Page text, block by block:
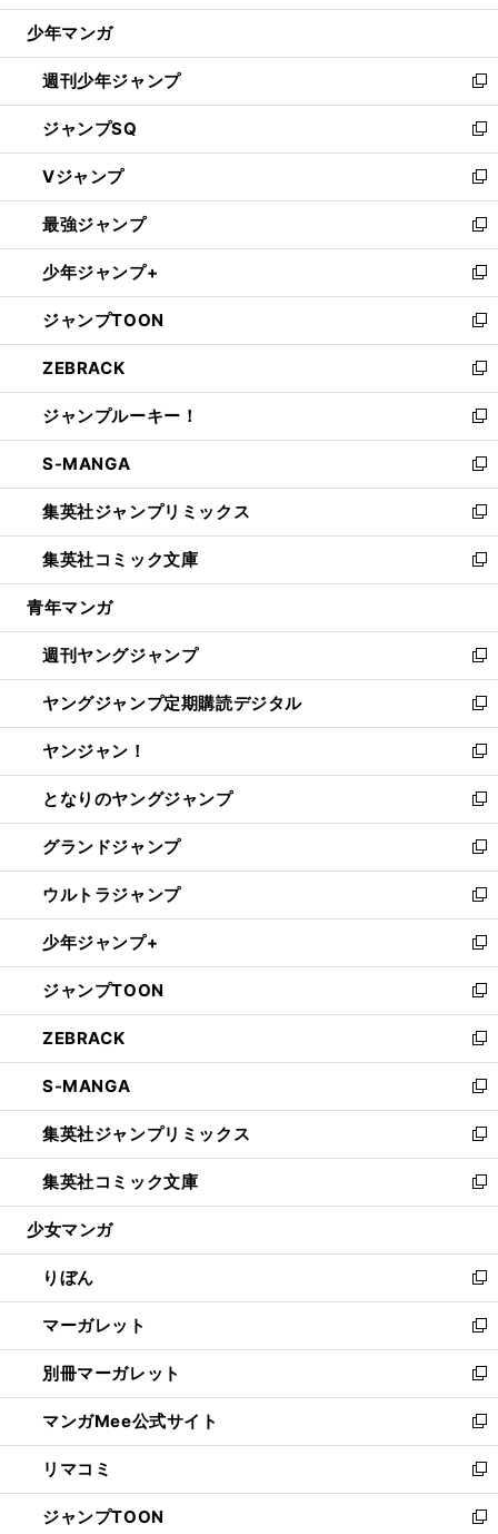
ウ
開
く
少年マンガ
週刊少年ジャンプ
新
し
い
ウ
ィ
ン
ド
ウ
で
開
く
ジャンプSQ
新
し
い
ウ
ィ
ン
ド
ウ
で
開
く
Vジャンプ
新
し
い
ウ
ィ
ン
ド
ウ
で
開
く
最強ジャンプ
新
し
い
ウ
ィ
ン
ド
ウ
で
開
く
少年ジャンプ+
新
し
い
ウ
ィ
ン
ド
ウ
で
開
く
ジャンプTOON
新
し
い
ウ
ィ
ン
ド
ウ
で
開
く
ZEBRACK
新
し
い
ウ
ィ
ン
ド
ウ
で
開
ジャンプルーキー！
新
し
い
ウ
ィ
ン
ド
ウ
開
く
S-MANGA
新
し
い
ウ
ィ
ン
ウ
で
開
く
集英社ジャンプリミックス
新
し
い
ウ
ン
ド
ウ
で
開
く
集英社コミック文庫
新
し
ウ
ィ
ン
ド
ウ
で
開
く
青年マンガ
週刊ヤングジャンプ
新
し
い
ウ
ィ
ン
ド
ウ
で
開
く
ヤングジャンプ定期購読デジタル
新
し
い
ウ
ィ
ン
ド
ウ
で
開
く
ヤンジャン！
新
し
い
ウ
ィ
ン
ド
ウ
で
開
く
となりのヤングジャンプ
新
し
い
ウ
ィ
ン
ド
ウ
で
開
く
グランドジャンプ
新
し
い
ウ
ィ
ン
ド
ウ
で
開
く
ウルトラジャンプ
新
し
い
ウ
ィ
ン
ド
ウ
で
開
く
少年ジャンプ+
新
し
い
ウ
ィ
ン
ド
ウ
で
開
く
ジャンプTOON
新
し
い
ウ
ィ
ン
ド
ウ
で
開
ZEBRACK
新
し
い
ウ
ィ
ン
ド
ウ
開
く
S-MANGA
新
し
い
ウ
ィ
ン
ウ
で
開
く
集英社ジャンプリミックス
新
し
い
ウ
ン
ド
ウ
で
開
く
集英社コミック文庫
新
し
ウ
ィ
ン
ド
ウ
で
開
く
少女マンガ
りぼん
新
し
い
ウ
ィ
ン
ド
ウ
で
開
く
マーガレット
新
し
い
ウ
ィ
ン
ド
ウ
で
別冊マーガレット
新
し
い
ウ
ィ
ン
ド
マンガMee公式サイト
新
し
い
ウ
ィ
リマコミ
新
し
い
ジャンプTOON 新